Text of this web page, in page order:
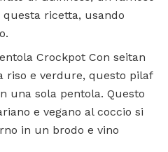
ricetta, usando
Crockpot Con seitan
riso e verdure, questo pilaf
una sola pentola. Questo
e vegano al coccio si
in un brodo e vino